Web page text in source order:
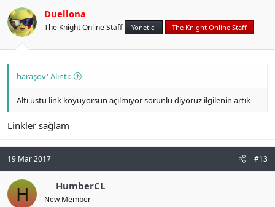
Duellona
The Knight Online Staff Yönetici The Knight Online Staff
haraşov' Alıntı:
Altı üstü link koyuyorsun açılmıyor sorunlu diyoruz ilgilenin artık
Linkler sağlam
19 Mar 2017 #13
H HumberCL
New Member